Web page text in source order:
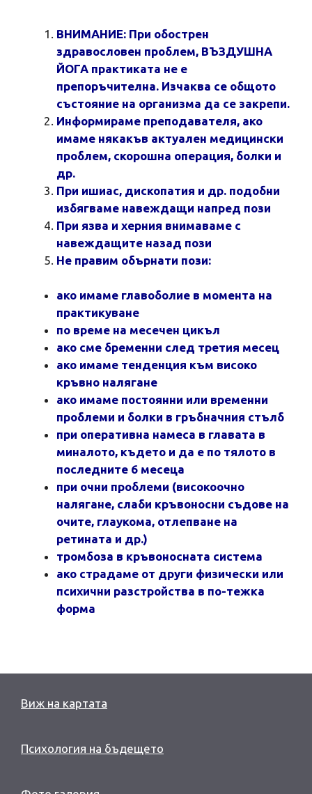
ВНИМАНИЕ: При обострен
здравословен проблем, ВЪЗДУШНА
ЙОГА практиката не е
препоръчителна. Изчаква се общото
състояние на организма да се закрепи.
Информираме преподавателя, ако
имаме някакъв актуален медицински
проблем, скорошна операция, болки и
др.
При ишиас, дископатия и др. подобни
избягваме навеждащи напред пози
При язва и херния внимаваме с
навеждащите назад пози
Не правим обърнати пози:
ако имаме главоболие в момента на
практикуване
по време на месечен цикъл
ако сме бременни след третия месец
ако имаме тенденция към високо
кръвно налягане
ако имаме постоянни или временни
проблеми и болки в гръбначния стълб
при оперативна намеса в главата в
миналото, където и да е по тялото в
последните 6 месеца
при очни проблеми (високоочно
налягане, слаби кръвоносни съдове на
очите, глаукома, отлепване на
ретината и др.)
тромбоза в кръвоносната система
ако страдаме от други физически или
психични разстройства в по-тежка
форма
Виж на картата
Психология на бъдещето